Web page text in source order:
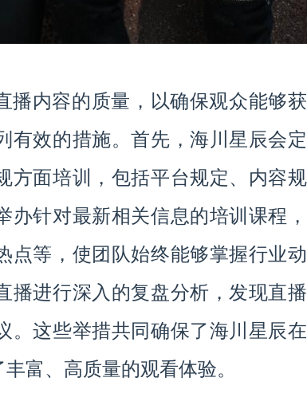
播内容的质量，以确保观众能够
有效的措施。首先，海川星辰会
方面培训，包括平台规定、内容
办针对最新相关信息的培训课程
点等，使团队始终能够掌握行业
播进行深入的复盘分析，发现直
。这些举措共同确保了海川星辰
富、高质量的观看体验。